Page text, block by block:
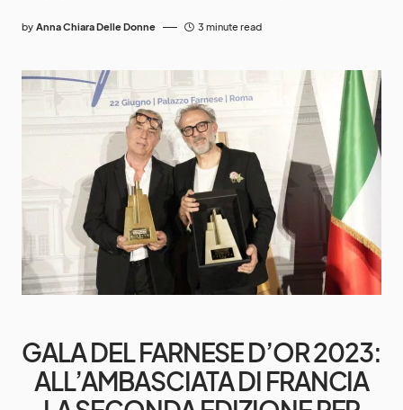
by Anna Chiara Delle Donne 3 minute read
GALA DEL FARNESE D’OR 2023:
ALL’AMBASCIATA DI FRANCIA